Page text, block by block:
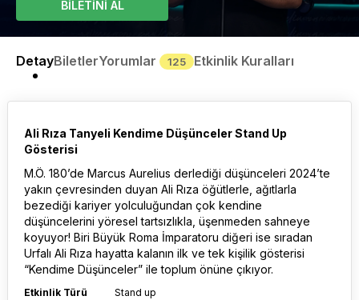
BİLETİNİ AL
DetayBiletlerYorumlar 125 Etkinlik Kuralları
Ali Rıza Tanyeli Kendime Düşünceler Stand Up
Gösterisi
M.Ö. 180’de Marcus Aurelius derlediği düşünceleri 2024’te
yakın çevresinden duyan Ali Rıza öğütlerle, ağıtlarla
bezediği kariyer yolculuğundan çok kendine
düşüncelerini yöresel tartsızlıkla, üşenmeden sahneye
koyuyor! Biri Büyük Roma İmparatoru diğeri ise sıradan
Urfalı Ali Rıza hayatta kalanın ilk ve tek kişilik gösterisi
“Kendime Düşünceler” ile toplum önüne çıkıyor.
Etkinlik Türü
Stand up